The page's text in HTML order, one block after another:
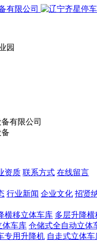
园
有限公司
资质 联系方式 在线留言
行业新闻 企业文化 招贤
横移立体车库 多层升降
体车库 仓储式全自动立体
专用升降机 自走式立体车